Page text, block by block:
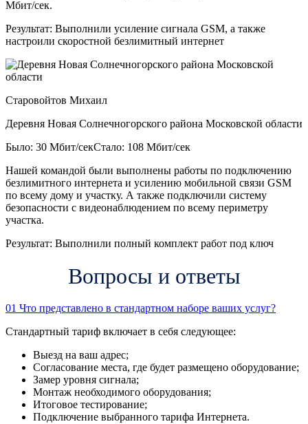
Мбит/сек.
Результат: Выполнили усиление сигнала GSM, а также
настроили скоростной безлимитный интернет
Старовойтов Михаил
Деревня Новая Солнечногорского района Московской области
Было: 30 Мбит/секСтало: 108 Мбит/сек
Нашей командой были выполнены работы по подключению
безлимитного интернета и усилению мобильной связи GSM
по всему дому и участку. А также подключили систему
безопасности с видеонаблюдением по всему периметру
участка.
Результат: Выполнили полный комплект работ под ключ
Вопросы и ответы
01 Что представлено в стандартном наборе ваших услуг?
Стандартный тариф включает в себя следующее:
Выезд на ваш адрес;
Согласование места, где будет размещено оборудование;
Замер уровня сигнала;
Монтаж необходимого оборудования;
Итоговое тестирование;
Подключение выбранного тарифа Интернета.